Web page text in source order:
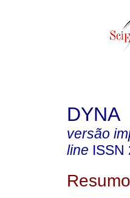
DYNA
versão
line ISSN
Resumo